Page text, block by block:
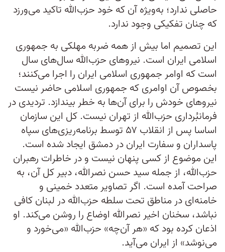
حاصلی ندارد؛ به‌ویژه آن که خود حزب‌الله تاکید می‌ورزد
که چنان تفکیکی وجود ندارد.
این تصمیم اما بیش از همه ضربه مهلکی به جمهوری
اسلامی ایران است. نیروهای حزب‌الله سال‌های سال
است که اوامر جمهوری اسلامی ایران را اجرا می‌کنند؛
بخصوص آن اوامری که جمهوری اسلامی حاضر نیست
نیروهای خودش را برای آن‌ها به خطر بیندازد. تردیدی در
فرمانبُرداری حزب‌الله از تهران نیست. کل این سازمان
اساسا پس از انقلاب ۵۷ توسط برنامه‌ریزی‌های سپاه
پاسداران و سفارت ایران در دمشق ایجاد شده است.
این موضوع از کسی پنهان نیست و در خاطرات رهبران
حزب‌الله، از جمله سید حسن نصرالله، دبیر کل آن، به
صراحت آمده است. اگر تصاویر متعدد خمینی و
خامنه‌ای در مناطق تحت سلطه حزب‌الله در لبنان کافی
نباشد، سخنان اخیر نصرالله اوضاع را روشن می‌کند. او
اذعان کرده بود که «هر آن‌چه»‌ حزب‌الله «می‌خورد و
می‌نوشد» از ایران می‌آید.